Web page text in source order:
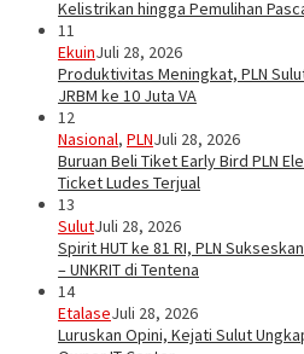
Kelistrikan hingga Pemulihan
11
EkuinJuli 28, 2026
Produktivitas Meningkat, PLN
JRBM ke 10 Juta VA
12
Nasional, PLNJuli 28, 2026
Buruan Beli Tiket Early Bird PLN
Ticket Ludes Terjual
13
SulutJuli 28, 2026
Spirit HUT ke 81 RI, PLN
– UNKRIT di Tentena
14
EtalaseJuli 28, 2026
Luruskan Opini, Kejati Sulut